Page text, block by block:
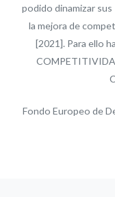
podido dinamizar sus
la mejora de
[2021]. Para ello
Fondo Europeo de